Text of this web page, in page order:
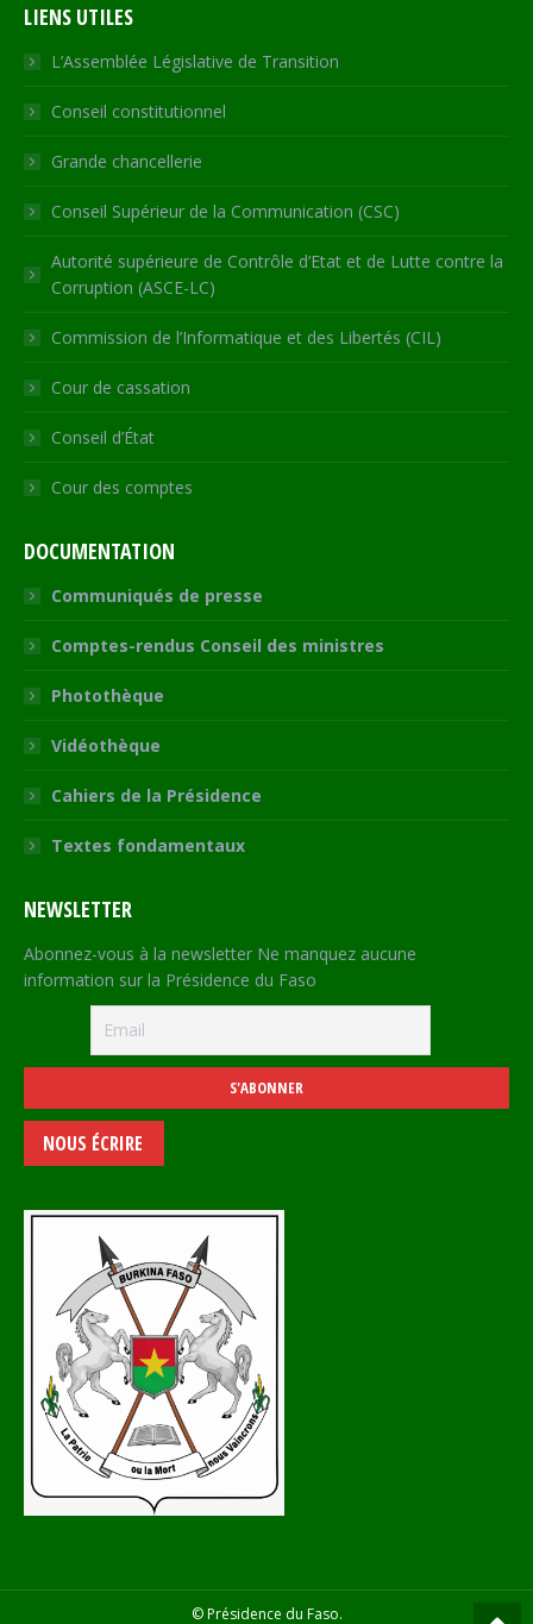
opens
in
new
window
opens
in
new
window
opens
in
new
window
in
new
window
opens
in
new
LIENS UTILES
L’Assemblée Législative de Transition
Conseil constitutionnel
Grande chancellerie
Conseil Supérieur de la Communication (CSC)
Autorité supérieure de Contrôle d’Etat et de Lutte contre la
Corruption (ASCE-LC)
Commission de l’Informatique et des Libertés (CIL)
Cour de cassation
Conseil d’État
Cour des comptes
DOCUMENTATION
Communiqués de presse
Comptes-rendus Conseil des ministres
Photothèque
Vidéothèque
Cahiers de la Présidence
Textes fondamentaux
NEWSLETTER
Abonnez-vous à la newsletter Ne manquez aucune
information sur la Présidence du Faso
NOUS ÉCRIRE
© Présidence du Faso.